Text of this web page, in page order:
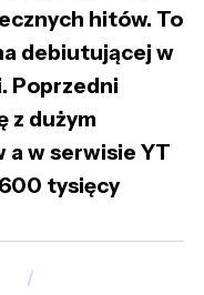
hitów. To
debiutującej w
Poprzedni
z dużym
w serwisie YT
tysięcy